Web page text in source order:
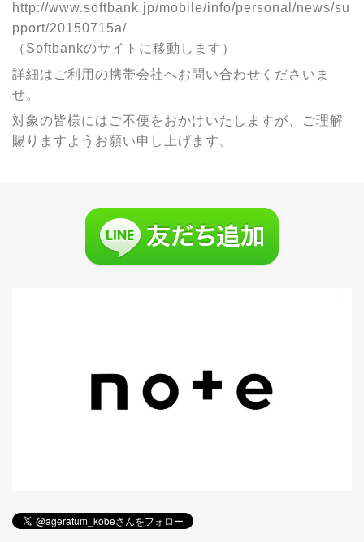
http://www.softbank.jp/mobile/info/personal/news/su
pport/20150715a/
（Softbankのサイトに移動します）
詳細はご利用の携帯会社へお問い合わせくださいま
せ。
対象の皆様にはご不便をおかけいたしますが、ご理解
賜りますようお願い申し上げます。